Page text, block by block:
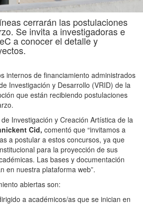
cerrarán las postulaciones
Se invita a investigadoras e
a conocer el detalle y
internos de financiamiento administrados
Investigación y Desarrollo (VRID) de la
que están recibiendo postulaciones
Investigación y Creación Artística de la
Cid, comentó que “invitamos a
a postular a estos concursos, ya que
para la proyección de sus
Las bases y documentación
en nuestra plataforma web”.
abiertas son:
a académicos/as que se inician en